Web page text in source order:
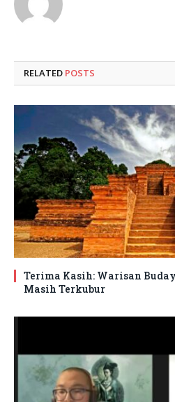
RELATED POSTS
Terima Kasih: Warisan
Masih Terkubur